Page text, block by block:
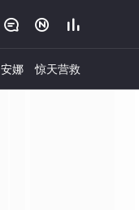
  
安娜 惊天营救